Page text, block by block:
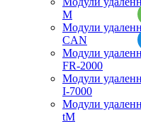
M
Модули
CAN
Модули
FR-2000
Модули
I-7000
Модули
tM